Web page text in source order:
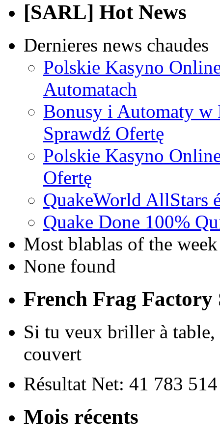
[SARL] Hot News
Dernieres news chaudes
Polskie Kasyno
Automatach
Bonusy i Automaty w
Sprawdź Ofertę
Polskie Kasyno
Ofertę
QuakeWorld AllStars
Quake Done 100%
Most blablas of the week
None found
French Frag Factory
Si tu veux briller à table,
couvert
Résultat Net: 41 783
Mois récents